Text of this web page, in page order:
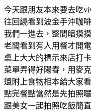
今天跟朋友本來要去吃
往回繞看到波金手沖咖
我們一進去，整間暗摸
老闆看到有人用餐才開
桌上大大的標示來店打
菜單弄得好陽春，用麥
還附上食物相本給大家
點完餐點當然是先拍照
跟美女一起拍照吃飯簡